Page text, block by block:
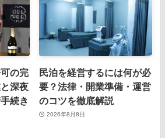
の完
深夜
続き
民泊を経営するには何が必
要？法律・開業準備・運営
のコツを徹底解説
2026年8月8日